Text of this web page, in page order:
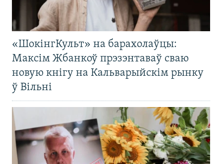
«ШокінгКульт» на барахолаўцы:
Максім Жбанкоў прэзэнтаваў сваю
новую кнігу на Кальварыйскім рынку
ў Вільні